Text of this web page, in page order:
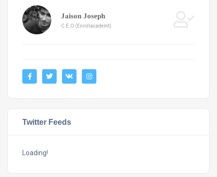
Jaison Joseph
C.E.O (Enrollacademt)
Twitter Feeds
Loading!